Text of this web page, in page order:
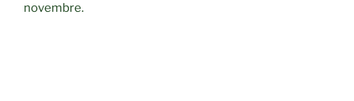
novembre.